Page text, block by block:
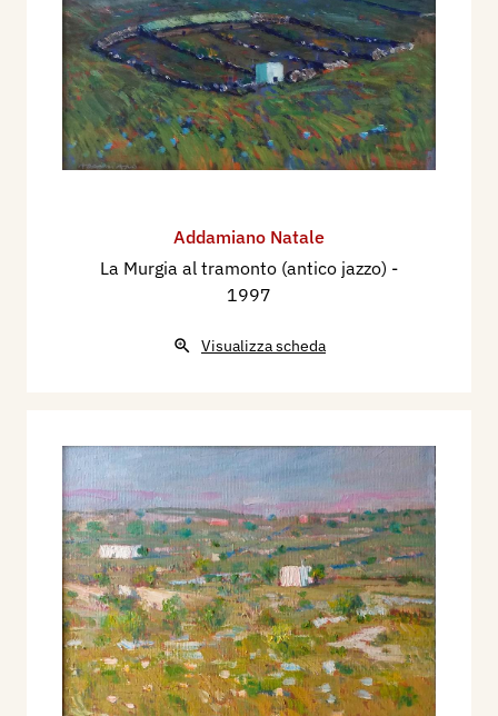
Addamiano Natale
La Murgia al tramonto (antico jazzo) -
1997
Visualizza scheda